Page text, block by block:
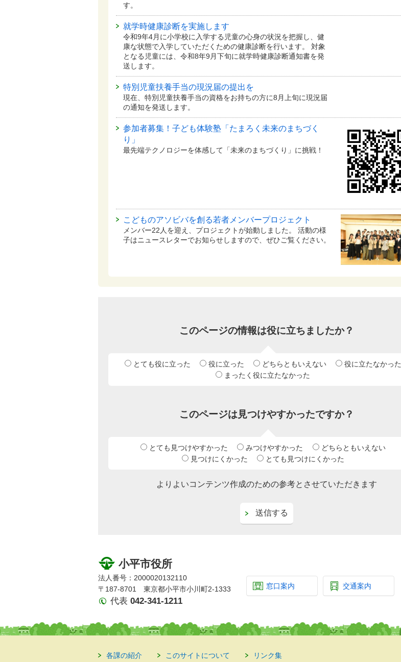
す。
就学時健康診断を実施します
令和9年4月に小学校に入学する児童の心身の状況を把握し、健
康な状態で入学していただくための健康診断を行います。 対象
となる児童には、令和8年9月下旬に就学時健康診断通知書を発
送します。
特別児童扶養手当の現況届の提出を
現在、特別児童扶養手当の資格をお持ちの方に8月上旬に現況届
の通知を発送します。
参加者募集！子ども体験塾「たまろく未来のまちづく
り」
最先端テクノロジーを体感して「未来のまちづくり」に挑戦！
こどものアソビバを創る若者メンバープロジェクト
メンバー22人を迎え、プロジェクトが始動しました。 活動の様
子はニュースレターでお知らせしますので、ぜひご覧ください。
このページの情報は役に立ちましたか？
とても役に立った 役に立った どちらともいえない
役に立たなかった
まったく役に立たなかった
このページは見つけやすかったですか？
とても見つけやすかった みつけやすかった
どちらともいえない
見つけにくかった
とても見つけにくかった
よりよいコンテンツ作成のための参考とさせていただきます
小平市役所
法人番号：2000020132110
〒187-8701 東京都小平市小川町2-1333
代表 042-341-1211
窓口案内 交通案内
各課の紹介 このサイトについて リンク集